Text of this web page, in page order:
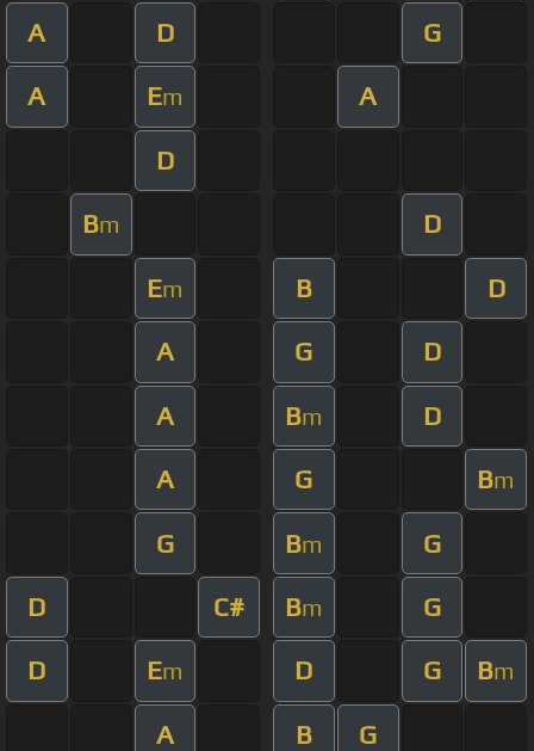
A D G
A Em A
D
Bm D
Em B D
A G D
A Bm D
A G Bm
G Bm G
D C# Bm G
D Em D G Bm
A B G